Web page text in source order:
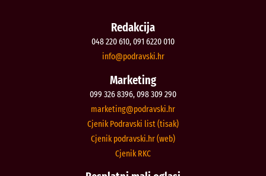
Redakcija
048 220 610, 091 6220 010
rh.iksvardop
@ofni
Marketing
099 326 8396, 098 309 290
rh.iksvardop
@gnitekram
Cjenik Podravski list (tisak)
Cjenik podravski.hr (web)
Cjenik RKC